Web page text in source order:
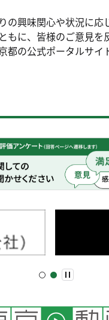
の興味関心や状況に応
もに、皆様のご意見を
都の公式ポータルサイ